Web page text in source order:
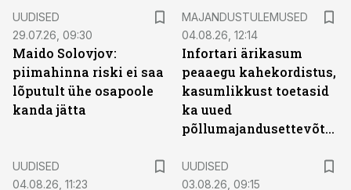
UUDISED
29.07.26, 09:30
Maido Solovjov:
piimahinna riski ei saa
lõputult ühe osapoole
kanda jätta
MAJANDUSTULEMUSED
04.08.26, 12:14
Infortari ärikasum
peaaegu kahekordistus,
kasumlikkust toetasid
ka uued
põllumajandusettevõtted
UUDISED
04.08.26, 11:23
UUDISED
03.08.26, 09:15